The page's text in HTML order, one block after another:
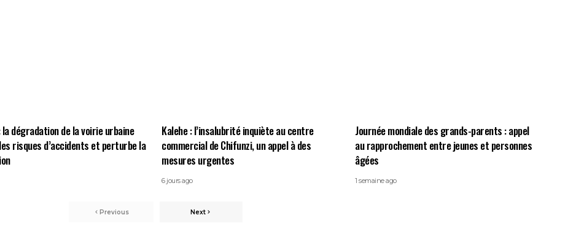
la dégradation de la voirie urbaine
risques d’accidents et perturbe la
Kalehe : l’insalubrité inquiète au centre
commercial de Chifunzi, un appel à des
mesures urgentes
6 jours ago
Journée mondiale des grands-parents : appel
au rapprochement entre jeunes et personnes
âgées
1 semaine ago
Previous Next